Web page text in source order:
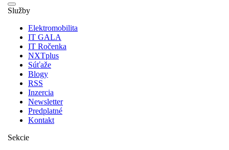
Služby
Elektromobilita
IT GALA
IT Ročenka
NXTplus
Súťaže
Blogy
RSS
Inzercia
Newsletter
Predplatné
Kontakt
Sekcie